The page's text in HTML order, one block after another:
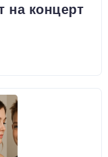
на концерт